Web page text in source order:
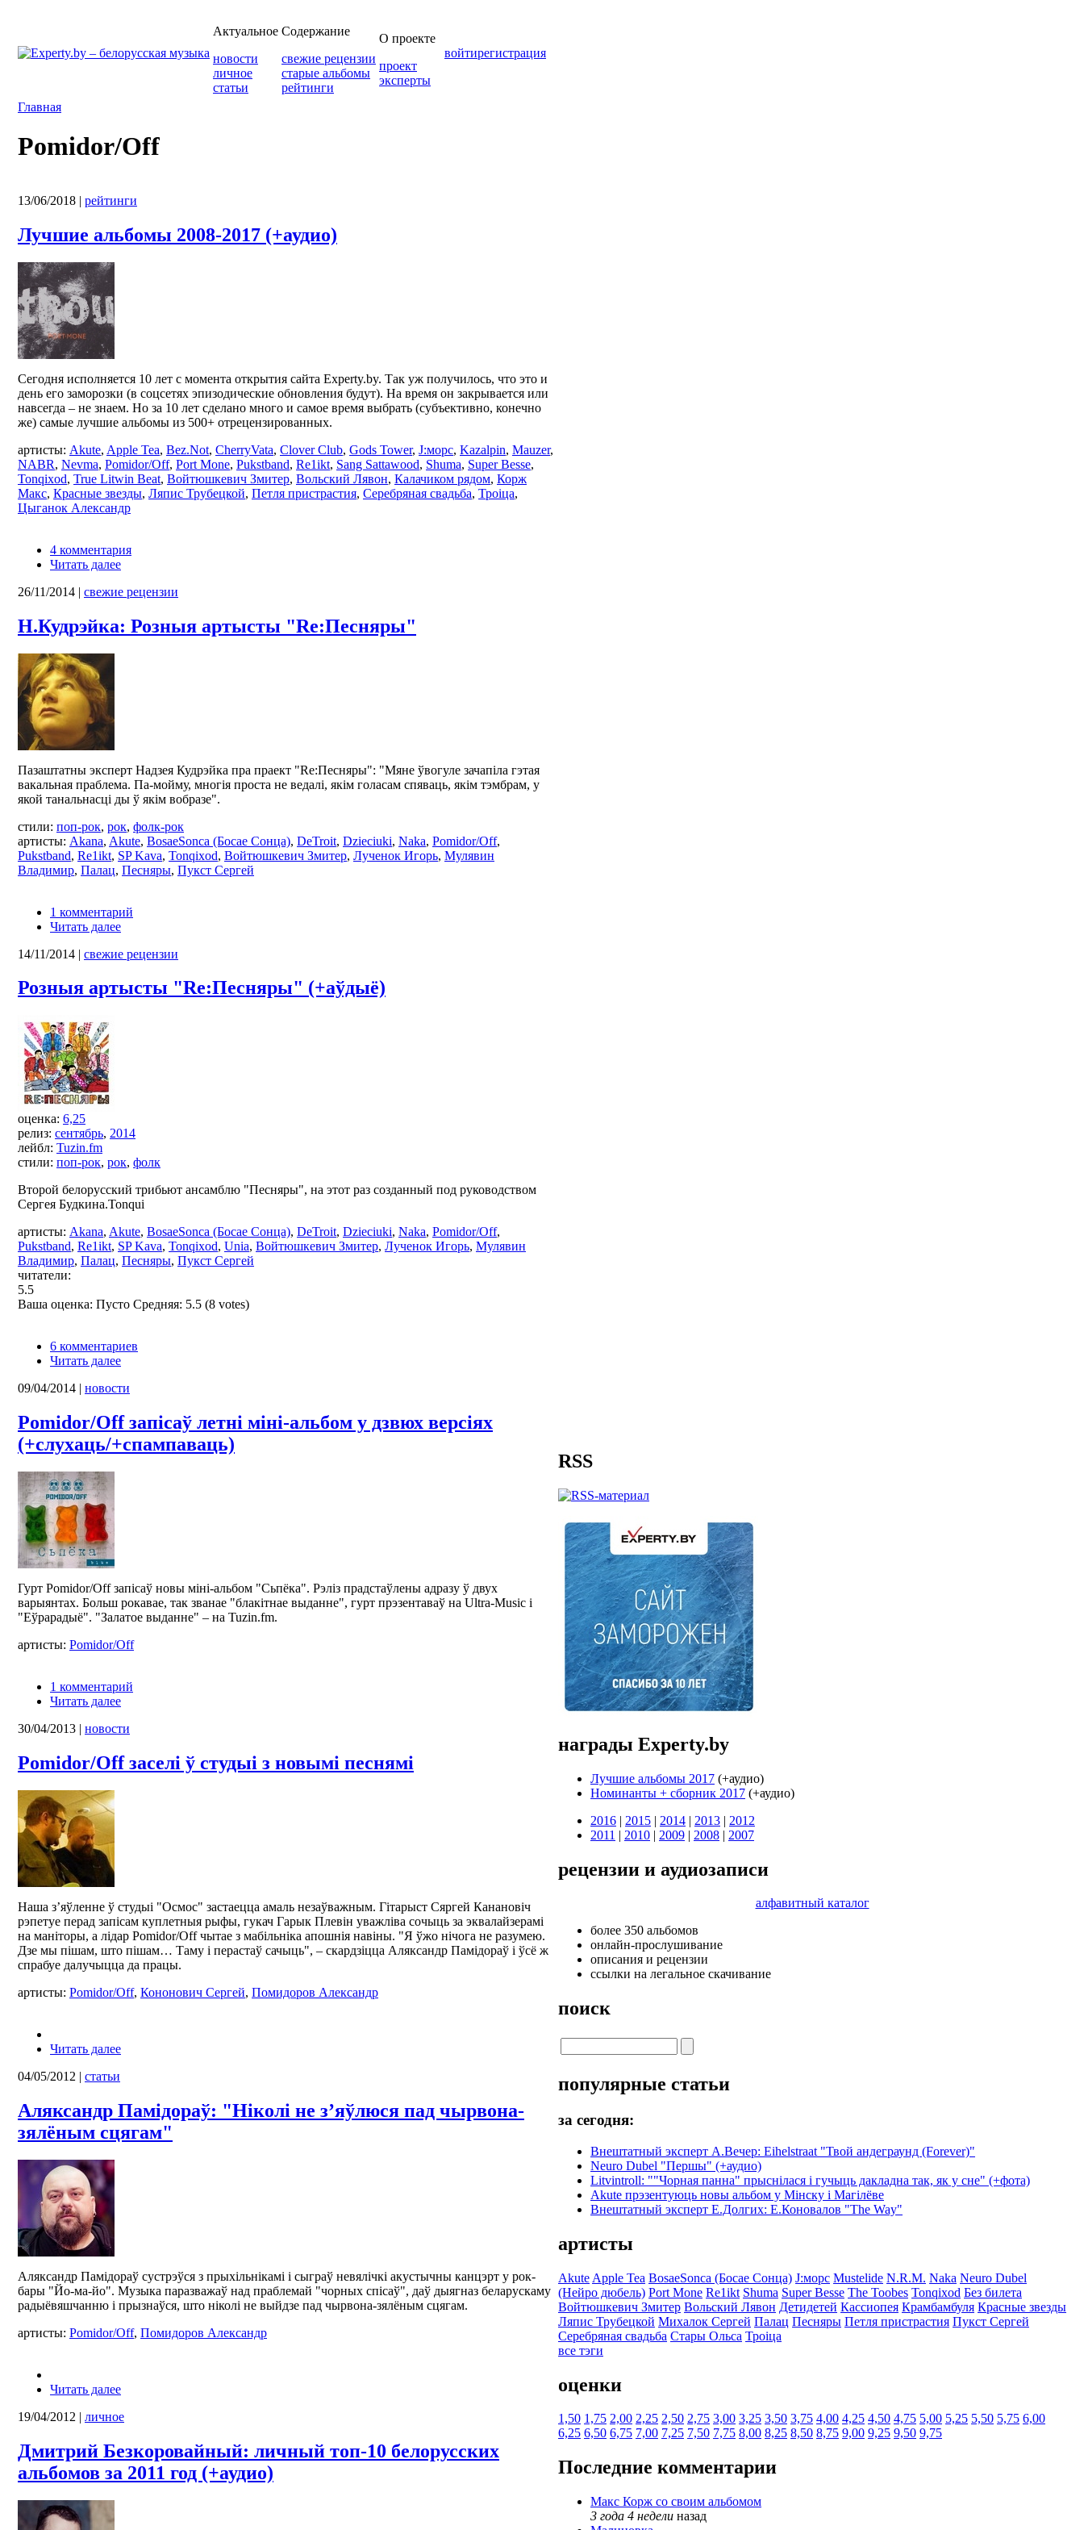
Актуальное
новости
личное
статьи
Содержание
свежие рецензии
старые альбомы
рейтинги
О проекте
проект
эксперты
войтирегистрация
Главная
Pomidor/Off
13/06/2018 | рейтинги
Лучшие альбомы 2008-2017 (+аудио)
Сегодня исполняется 10 лет с момента открытия сайта Experty.by. Так уж получилось, что это и
день его заморозки (в соцсетях эпизодические обновления будут). На время он закрывается или
навсегда – не знаем. Но за 10 лет сделано много и самое время выбрать (субъективно, конечно
же) самые лучшие альбомы из 500+ отрецензированных.
артисты: Akute, Apple Tea, Bez.Not, CherryVata, Clover Club, Gods Tower, J:морс, Kazalpin, Mauzer,
NABR, Nevma, Pomidor/Off, Port Mone, Pukstband, Re1ikt, Sang Sattawood, Shuma, Super Besse,
Tonqixod, True Litwin Beat, Войтюшкевич Змитер, Вольский Лявон, Калачиком рядом, Корж
Макс, Красные звезды, Ляпис Трубецкой, Петля пристрастия, Серебряная свадьба, Троіца,
Цыганок Александр
4 комментария
Читать далее
26/11/2014 | свежие рецензии
Н.Кудрэйка: Розныя артысты "Re:Песняры"
Пазаштатны эксперт Надзея Кудрэйка пра праект "Re:Песняры": "Мяне ўвогуле зачапіла гэтая
вакальная праблема. Па-мойму, многія проста не ведалі, якім голасам спяваць, якім тэмбрам, у
якой танальнасці ды ў якім вобразе".
стили: поп-рок, рок, фолк-рок
артисты: Akana, Akute, BosaeSonca (Босае Сонца), DeTroit, Dzieciuki, Naka, Pomidor/Off,
Pukstband, Re1ikt, SP Kava, Tonqixod, Войтюшкевич Змитер, Лученок Игорь, Мулявин
Владимир, Палац, Песняры, Пукст Сергей
1 комментарий
Читать далее
14/11/2014 | свежие рецензии
Розныя артысты "Re:Песняры" (+аўдыё)
оценка: 6,25
релиз: сентябрь, 2014
лейбл: Tuzin.fm
стили: поп-рок, рок, фолк
Второй белорусский трибьют ансамблю "Песняры", на этот раз созданный под руководством
Сергея Будкина.Tonqui
артисты: Akana, Akute, BosaeSonca (Босае Сонца), DeTroit, Dzieciuki, Naka, Pomidor/Off,
Pukstband, Re1ikt, SP Kava, Tonqixod, Unia, Войтюшкевич Змитер, Лученок Игорь, Мулявин
Владимир, Палац, Песняры, Пукст Сергей
читатели:
5.5
Ваша оценка: Пусто Средняя: 5.5 (8 votes)
6 комментариев
Читать далее
09/04/2014 | новости
Pomidor/Off запісаў летні міні-альбом у дзвюх версіях
(+слухаць/+спампаваць)
Гурт Pomidor/Off запісаў новы міні-альбом "Сьпёка". Рэліз прадстаўлены адразу ў двух
варыянтах. Больш рокавае, так званае "блакітнае выданне", гурт прэзентаваў на Ultra-Music і
"Еўрарадыё". "Залатое выданне" – на Tuzin.fm.
артисты: Pomidor/Off
1 комментарий
Читать далее
30/04/2013 | новости
Pomidor/Off заселі ў студыі з новымі песнямі
Наша з’яўленне ў студыі "Осмос" застаецца амаль незаўважным. Гітарыст Сяргей Канановіч
рэпетуе перад запісам куплетныя рыфы, гукач Гарык Плевін уважліва сочыць за эквалайзерамі
на маніторы, а лідар Pomidor/Off чытае з мабільніка апошнія навіны. "Я ўжо нічога не разумею.
Дзе мы пішам, што пішам… Таму і перастаў сачыць", – скардзіцца Аляксандр Памідораў і ўсё ж
спрабуе далучыцца да працы.
артисты: Pomidor/Off, Кононович Сергей, Помидоров Александр
Читать далее
04/05/2012 | статьи
Аляксандр Памідораў: "Ніколі не з’яўлюся пад чырвона-
зялёным сцягам"
Аляксандр Памідораў сустрэўся з прыхільнікамі і сыграў невялічкі акустычны канцэрт у рок-
бары "Йо-ма-йо". Музыка паразважаў над праблемай "чорных спісаў", даў дыягназ беларускаму
радыёвяшчанню і прызнаўся, што ніколі не выйдзе пад чырвона-зялёным сцягам.
артисты: Pomidor/Off, Помидоров Александр
Читать далее
19/04/2012 | личное
Дмитрий Безкоровайный: личный топ-10 белорусских
альбомов за 2011 год (+аудио)
RSS
награды Experty.by
Лучшие альбомы 2017 (+аудио)
Номинанты + cборник 2017 (+аудио)
2016 | 2015 | 2014 | 2013 | 2012
2011 | 2010 | 2009 | 2008 | 2007
рецензии и аудиозаписи
алфавитный каталог
более 350 альбомов
онлайн-прослушивание
описания и рецензии
ссылки на легальное скачивание
поиск
популярные статьи
за сегодня:
Внештатный эксперт А.Вечер: Eihelstraat "Твой андеграунд (Forever)"
Neuro Dubel "Першы" (+аудио)
Litvintroll: ""Чорная панна" прыснілася і гучыць дакладна так, як у сне" (+фота)
Akute прэзентуюць новы альбом у Мінску і Магілёве
Внештатный эксперт Е.Долгих: Е.Коновалов "The Way"
артисты
Akute Apple Tea BosaeSonca (Босае Сонца) J:морс Mustelide N.R.M. Naka Neuro Dubel
(Нейро дюбель) Port Mone Re1ikt Shuma Super Besse The Toobes Tonqixod Без билета
Войтюшкевич Змитер Вольский Лявон Детидетей Кассиопея Крамбамбуля Красные звезды
Ляпис Трубецкой Михалок Сергей Палац Песняры Петля пристрастия Пукст Сергей
Серебряная свадьба Стары Ольса Троіца
все тэги
оценки
1,50 1,75 2,00 2,25 2,50 2,75 3,00 3,25 3,50 3,75 4,00 4,25 4,50 4,75 5,00 5,25 5,50 5,75 6,00
6,25 6,50 6,75 7,00 7,25 7,50 7,75 8,00 8,25 8,50 8,75 9,00 9,25 9,50 9,75
Последние комментарии
Макс Корж со своим альбомом
3 года 4 недели назад